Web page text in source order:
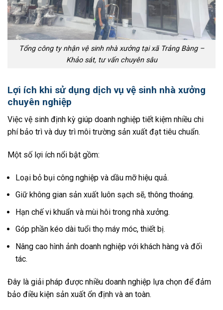
Tổng công ty nhận vệ sinh nhà xưởng tại xã Trảng Bàng –
Khảo sát, tư vấn chuyên sâu
Lợi ích khi sử dụng dịch vụ vệ sinh nhà xưởng
chuyên nghiệp
Việc vệ sinh định kỳ giúp doanh nghiệp tiết kiệm nhiều chi
phí bảo trì và duy trì môi trường sản xuất đạt tiêu chuẩn.
Một số lợi ích nổi bật gồm:
Loại bỏ bụi công nghiệp và dầu mỡ hiệu quả.
Giữ không gian sản xuất luôn sạch sẽ, thông thoáng.
Hạn chế vi khuẩn và mùi hôi trong nhà xưởng.
Góp phần kéo dài tuổi thọ máy móc, thiết bị.
Nâng cao hình ảnh doanh nghiệp với khách hàng và đối
tác.
Đây là giải pháp được nhiều doanh nghiệp lựa chọn để đảm
bảo điều kiện sản xuất ổn định và an toàn.